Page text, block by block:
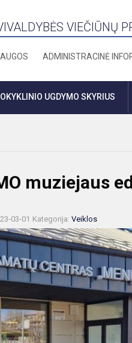
VIEČIŪNŲ
ADMINISTRACINĖ
UGDYMO SKYRIUS
muziejaus
03-01 Kategorija: Veiklos